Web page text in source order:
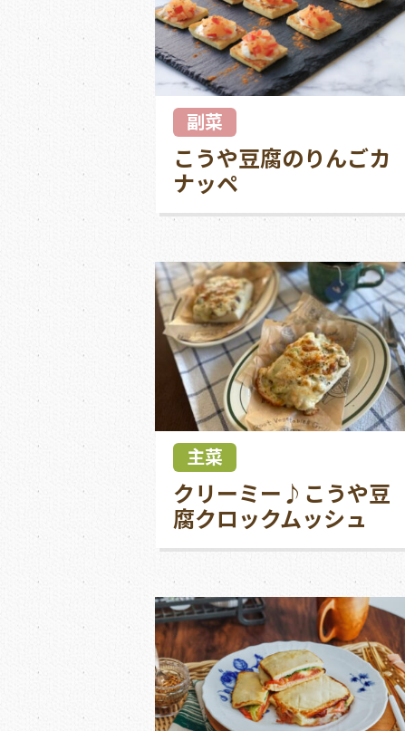
こうや豆腐のりんごカ
ナッペ
副菜
クリーミー♪こうや豆
腐クロックムッシュ
主菜